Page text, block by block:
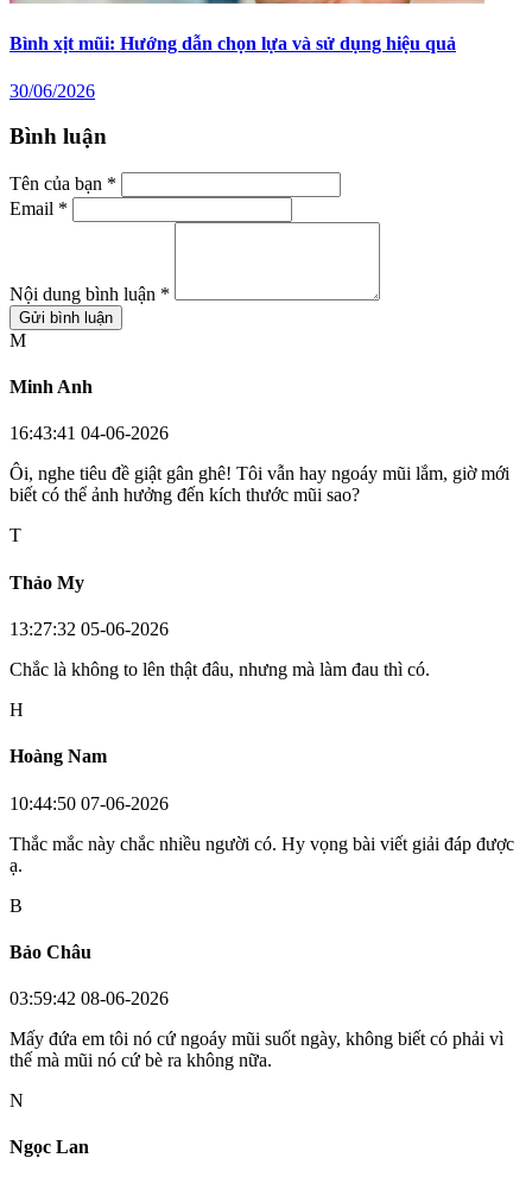
Bình xịt mũi: Hướng dẫn chọn lựa và sử dụng hiệu quả
30/06/2026
Bình luận
Tên của bạn *
Email *
Nội dung bình luận *
Gửi bình luận
M
Minh Anh
16:43:41 04-06-2026
Ôi, nghe tiêu đề giật gân ghê! Tôi vẫn hay ngoáy mũi lắm, giờ mới
biết có thể ảnh hưởng đến kích thước mũi sao?
T
Thảo My
13:27:32 05-06-2026
Chắc là không to lên thật đâu, nhưng mà làm đau thì có.
H
Hoàng Nam
10:44:50 07-06-2026
Thắc mắc này chắc nhiều người có. Hy vọng bài viết giải đáp được
ạ.
B
Bảo Châu
03:59:42 08-06-2026
Mấy đứa em tôi nó cứ ngoáy mũi suốt ngày, không biết có phải vì
thế mà mũi nó cứ bè ra không nữa.
N
Ngọc Lan